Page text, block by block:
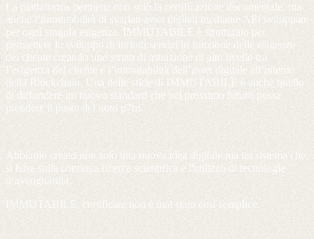
La piattaforma permette non solo la certificazione documentale, ma
anche l’immutabilità di svariati asset digitali mediante API sviluppate
per ogni singola esigenza. IMMUTABILE è strutturato per
permettere lo sviluppo di infiniti servizi in funzione delle esigenze
del cliente creando uno strato di astrazione di alto livello tra
l’esigenza del cliente e l’immutabilità dell’asset digitale all’interno
della Blockchain. Una delle sfide di IMMUTABILE è anche quello
di diffondere un nuovo standard che nel prossimo futuro possa
prendere il posto del noto p7m.
Abbiamo creato non solo una nuova idea digitale ma un sistema che
si basa sulla continua ricerca scientifica e l'utilizzo di tecnologie
d’avanguardia.
IMMUTABILE, certificare non è mai stato così semplice.